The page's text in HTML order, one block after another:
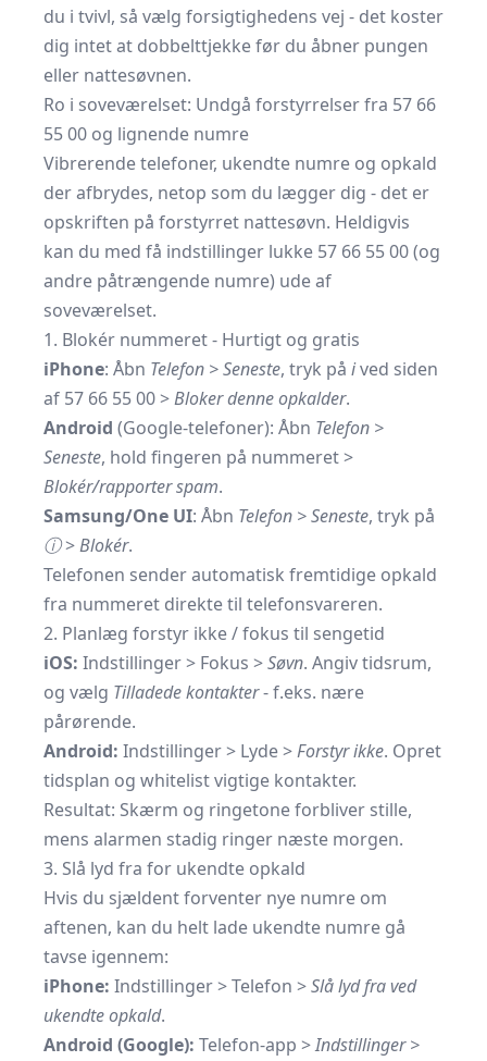
du i tvivl, så vælg forsigtighedens vej - det koster
dig intet at dobbelttjekke før du åbner pungen
eller nattesøvnen.
Ro i soveværelset: Undgå forstyrrelser fra 57 66
55 00 og lignende numre
Vibrerende telefoner, ukendte numre og opkald
der afbrydes, netop som du lægger dig - det er
opskriften på forstyrret nattesøvn. Heldigvis
kan du med få indstillinger lukke 57 66 55 00 (og
andre påtrængende numre) ude af
soveværelset.
1. Blokér nummeret - Hurtigt og gratis
iPhone: Åbn Telefon > Seneste, tryk på ℹ︎ved siden
af 57 66 55 00 >Bloker denne opkalder.
Android (Google-telefoner): Åbn Telefon >
Seneste, hold fingeren på nummeret >
Blokér/rapporter spam.
Samsung/One UI: Åbn Telefon > Seneste, tryk på
ⓘ>Blokér.
Telefonen sender automatisk fremtidige opkald
fra nummeret direkte til telefonsvareren.
2. Planlæg forstyr ikke / fokus til sengetid
iOS: Indstillinger > Fokus >Søvn. Angiv tidsrum,
og vælg Tilladede kontakter- f.eks. nære
pårørende.
Android: Indstillinger > Lyde >Forstyr ikke. Opret
tidsplan og whitelist vigtige kontakter.
Resultat: Skærm og ringetone forbliver stille,
mens alarmen stadig ringer næste morgen.
3. Slå lyd fra for ukendte opkald
Hvis du sjældent forventer nye numre om
aftenen, kan du helt lade ukendte numre gå
tavse igennem:
iPhone: Indstillinger > Telefon >Slå lyd fra ved
ukendte opkald.
Android (Google): Telefon-app >Indstillinger >